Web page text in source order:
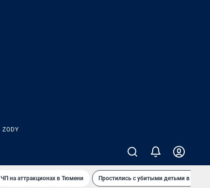
ZODY
ЧП на аттракционах в Тюмени Простились с убитыми детьми в